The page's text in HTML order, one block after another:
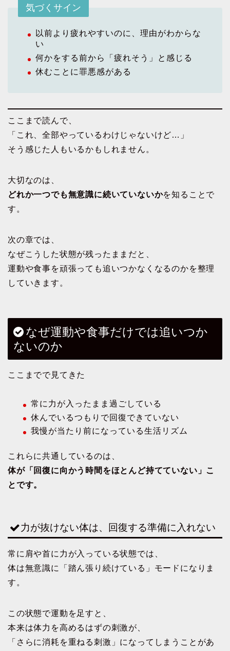
気づくサイン
以前より疲れやすいのに、理由がわからな
い
何かをする前から「疲れそう」と感じる
休むことに罪悪感がある
ここまで読んで、
「これ、全部やっているわけじゃないけど…」
そう感じた人もいるかもしれません。
大切なのは、
どれか一つでも無意識に続いていないかを知ることで
す。
次の章では、
なぜこうした状態が残ったままだと、
運動や食事を頑張っても追いつかなくなるのかを整理
していきます。
なぜ運動や食事だけでは追いつか
ないのか
ここまでで見てきた
常に力が入ったまま過ごしている
休んでいるつもりで回復できていない
我慢が当たり前になっている生活リズム
これらに共通しているのは、
体が「回復に向かう時間をほとんど持てていない」こ
とです。
力が抜けない体は、回復する準備に入れない
常に肩や首に力が入っている状態では、
体は無意識に「踏ん張り続けている」モードになりま
す。
この状態で運動を足すと、
本来は体力を高めるはずの刺激が、
「さらに消耗を重ねる刺激」になってしまうことがあ